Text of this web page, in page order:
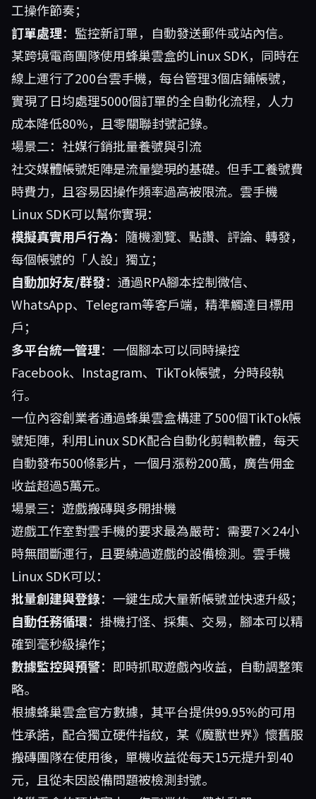
工操作節奏；
訂單處理：監控新訂單，自動發送郵件或站內信。
某跨境電商團隊使用蜂巢雲盒的Linux SDK，同時在
線上運行了200台雲手機，每台管理3個店鋪帳號，
實現了日均處理5000個訂單的全自動化流程，人力
成本降低80%，且零關聯封號記錄。
場景二：社媒行銷批量養號與引流
社交媒體帳號矩陣是流量變現的基礎。但手工養號費
時費力，且容易因操作頻率過高被限流。雲手機
Linux SDK可以幫你實現：
模擬真實用戶行為：隨機瀏覽、點讚、評論、轉發，
每個帳號的「人設」獨立；
自動加好友/群發：通過RPA腳本控制微信、
WhatsApp、Telegram等客戶端，精準觸達目標用
戶；
多平台統一管理：一個腳本可以同時操控
Facebook、Instagram、TikTok帳號，分時段執
行。
一位內容創業者通過蜂巢雲盒構建了500個TikTok帳
號矩陣，利用Linux SDK配合自動化剪輯軟體，每天
自動發布500條影片，一個月漲粉200萬，廣告佣金
收益超過5萬元。
場景三：遊戲搬磚與多開掛機
遊戲工作室對雲手機的要求最為嚴苛：需要7×24小
時無間斷運行，且要繞過遊戲的設備檢測。雲手機
Linux SDK可以：
批量創建與登錄：一鍵生成大量新帳號並快速升級；
自動任務循環：掛機打怪、採集、交易，腳本可以精
確到毫秒級操作；
數據監控與預警：即時抓取遊戲內收益，自動調整策
略。
根據蜂巢雲盒官方數據，其平台提供99.95%的可用
性承諾，配合獨立硬件指紋，某《魔獸世界》懷舊服
搬磚團隊在使用後，單機收益從每天15元提升到40
元，且從未因設備問題被檢測封號。